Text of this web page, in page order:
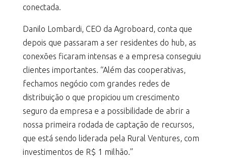
conectada.
Danilo Lombardi, CEO da Agroboard, conta que
depois que passaram a ser residentes do hub, as
conexões ficaram intensas e a empresa conseguiu
clientes importantes. “Além das cooperativas,
fechamos negócio com grandes redes de
distribuição o que propiciou um crescimento
seguro da empresa e a possibilidade de abrir a
nossa primeira rodada de captação de recursos,
que está sendo liderada pela Rural Ventures, com
investimentos de R$ 1 milhão.”